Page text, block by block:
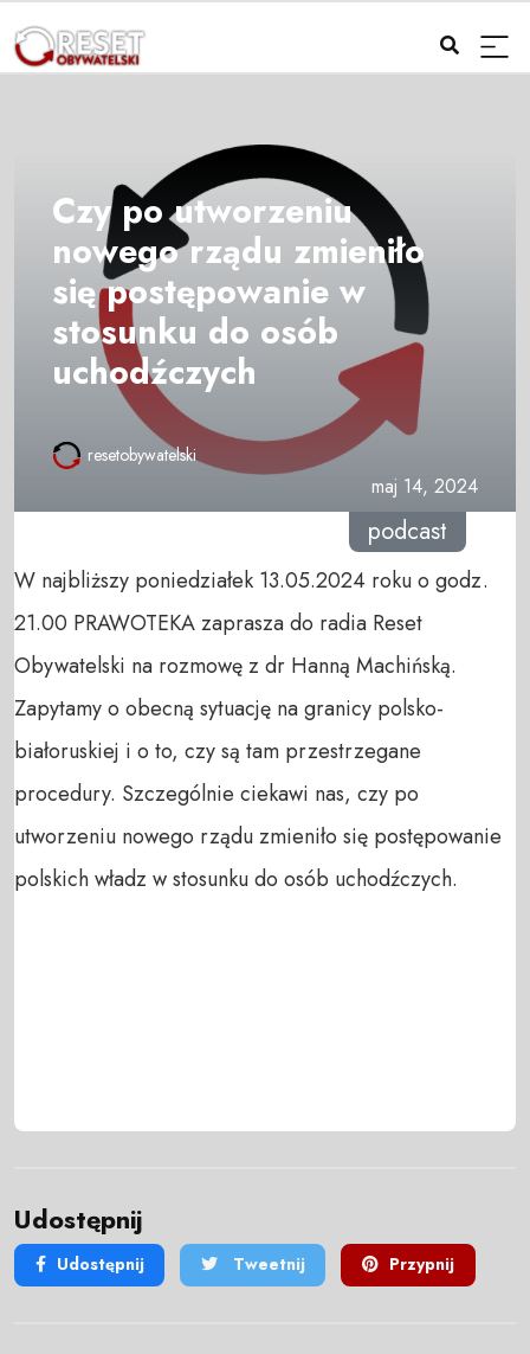
Czy po utworzeniu
nowego rządu zmieniło
się postępowanie w
stosunku do osób
uchodźczych
resetobywatelski
maj 14, 2024
podcast
W najbliższy poniedziałek 13.05.2024 roku o godz.
21.00 PRAWOTEKA zaprasza do radia Reset
Obywatelski na rozmowę z dr Hanną Machińską.
Zapytamy o obecną sytuację na granicy polsko-
białoruskiej i o to, czy są tam przestrzegane
procedury. Szczególnie ciekawi nas, czy po
utworzeniu nowego rządu zmieniło się postępowanie
polskich władz w stosunku do osób uchodźczych.
Udostępnij
Udostępnij Tweetnij Przypnij